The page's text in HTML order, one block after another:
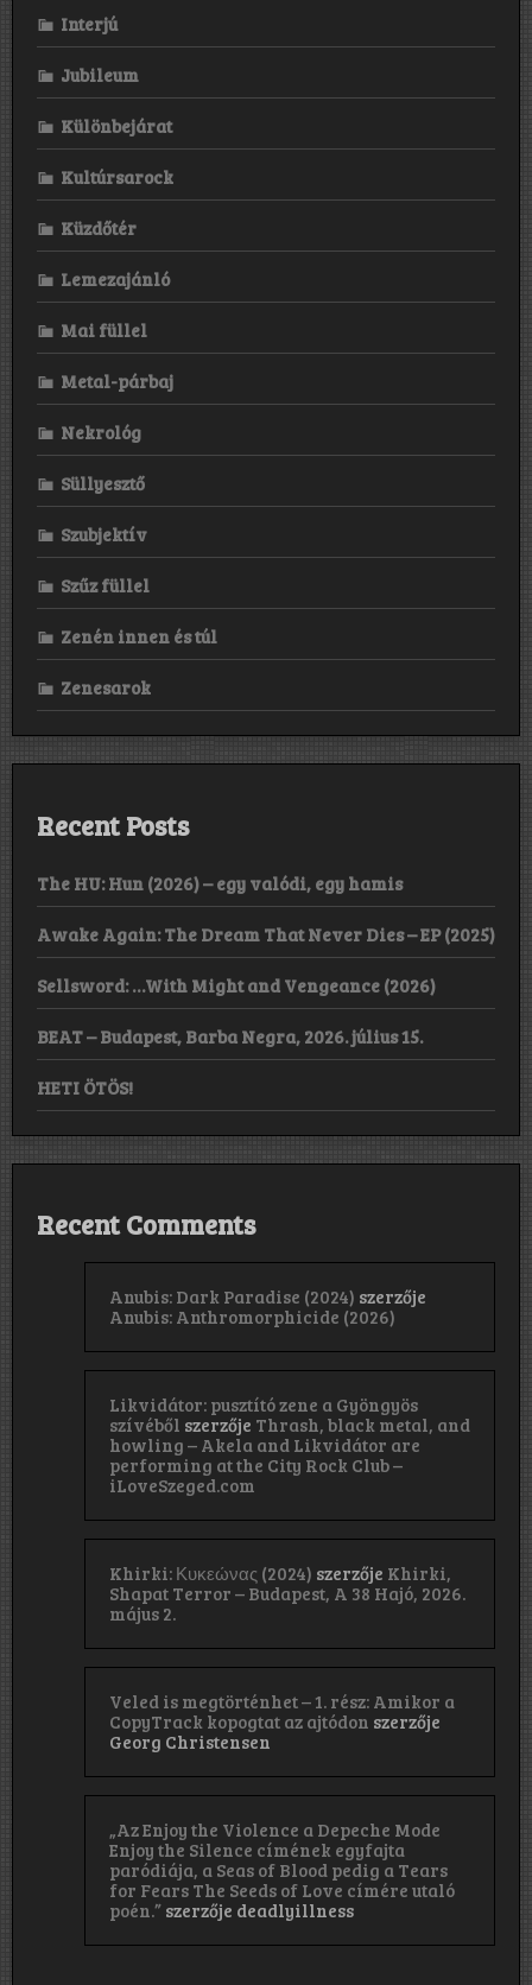
Interjú
Jubileum
Különbejárat
Kultúrsarock
Küzdőtér
Lemezajánló
Mai füllel
Metal-párbaj
Nekrológ
Süllyesztő
Szubjektív
Szűz füllel
Zenén innen és túl
Zenesarok
Recent Posts
The HU: Hun (2026) – egy valódi, egy hamis
Awake Again: The Dream That Never Dies – EP (2025)
Sellsword: …With Might and Vengeance (2026)
BEAT – Budapest, Barba Negra, 2026. július 15.
HETI ÖTÖS!
Recent Comments
Anubis: Dark Paradise (2024) szerzője
Anubis: Anthromorphicide (2026)
Likvidátor: pusztító zene a Gyöngyös
szívéből szerzője Thrash, black metal, and
howling – Akela and Likvidátor are
performing at the City Rock Club –
iLoveSzeged.com
Khirki: Κ​υ​κ​ε​ώ​ν​α​ς (2024) szerzője Khirki,
Shapat Terror – Budapest, A 38 Hajó, 2026.
május 2.
Veled is megtörténhet – 1. rész: Amikor a
CopyTrack kopogtat az ajtódon szerzője
Georg Christensen
„Az Enjoy the Violence a Depeche Mode
Enjoy the Silence címének egyfajta
paródiája, a Seas of Blood pedig a Tears
for Fears The Seeds of Love címére utaló
poén.” szerzője deadlyillness